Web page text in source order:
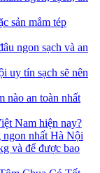
sản mắm tép
ngon sạch và an
uy tín sạch sẽ nên
nào an toàn nhất
Nam hiện nay?
nhất Hà Nội
và để được bao